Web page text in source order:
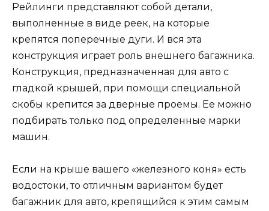
Рейлинги представляют собой детали,
выполненные в виде реек, на которые
крепятся поперечные дуги. И вся эта
конструкция играет роль внешнего багажника.
Конструкция, предназначенная для авто с
гладкой крышей, при помощи специальной
скобы крепится за дверные проемы. Ее можно
подбирать только под определенные марки
машин.
Если на крыше вашего «железного коня» есть
водостоки, то отличным вариантом будет
багажник для авто, крепящийся к этим самым